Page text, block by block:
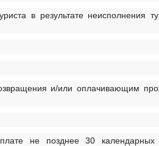
в результате неисполнения
и/или оплачивающим
не позднее 30